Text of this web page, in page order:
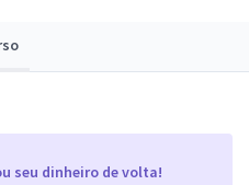
seu dinheiro de volta!